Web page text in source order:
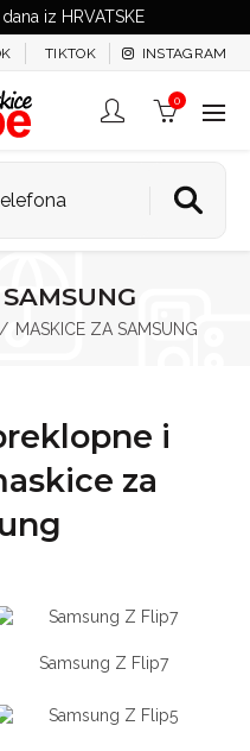
iz HRVATSKE
TIKTOK INSTAGRAM
0
MASKICE ZA SAMSUNG
i
za
Samsung Z Flip7